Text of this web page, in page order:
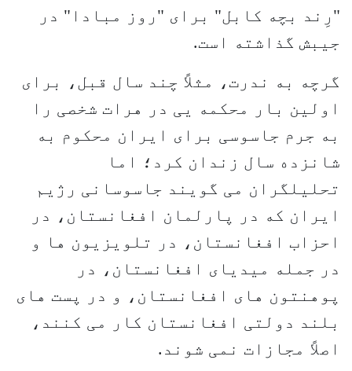
"رِند بچه کابل" برای "روز مبادا" در
جیبش گذاشته است.
گرچه به ندرت، مثلاً چند سال قبل، برای
اولین بار محکمه یی در هرات شخصی را
به جرم جاسوسی برای ایران محکوم به
شانزده سال زندان کرد؛ اما
تحلیلگران می گویند جاسوسانی رژیم
ایران که در پارلمان افغانستان، در
احزاب افغانستان، در تلویزیون ها و
در جمله میدیای افغانستان، در
پوهنتون های افغانستان، و در پست های
بلند دولتی افغانستان کار می کنند،
اصلاً مجازات نمی شوند.